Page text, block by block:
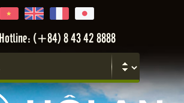
Hotline: (+84) 8 43 42 8888